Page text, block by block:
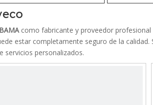
como fabricante y proveedor profesional
estar completamente seguro de la
servicios personalizados.